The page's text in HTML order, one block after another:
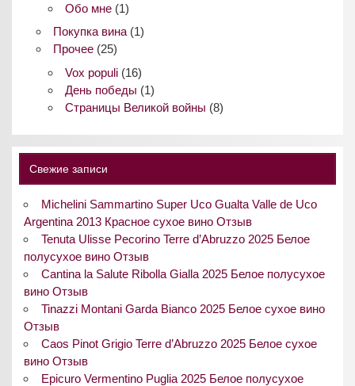
Обо мне(1)
Покупка вина(1)
Прочее(25)
Vox populi(16)
День победы (1)
Страницы Великой войны (8)
Свежие записи
Michelini Sammartino Super Uco Gualta Valle de Uco
Argentina 2013 Красное сухое вино Отзыв
Tenuta Ulisse Pecorino Terre d’Abruzzo 2025 Белое
полусухое вино Отзыв
Cantina la Salute Ribolla Gialla 2025 Белое полусухое
вино Отзыв
Tinazzi Montani Garda Bianco 2025 Белое сухое вино
Отзыв
Caos Pinot Grigio Terre d’Abruzzo 2025 Белое сухое
вино Отзыв
Epicuro Vermentino Puglia 2025 Белое полусухое